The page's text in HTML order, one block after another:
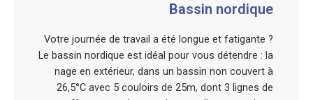
Bassin nordique
Votre journée de travail a été longue et fatigante ?
Le bassin nordique est idéal pour vous détendre : la
nage en extérieur, dans un bassin non couvert à
26,5°C avec 5 couloirs de 25m, dont 3 lignes de